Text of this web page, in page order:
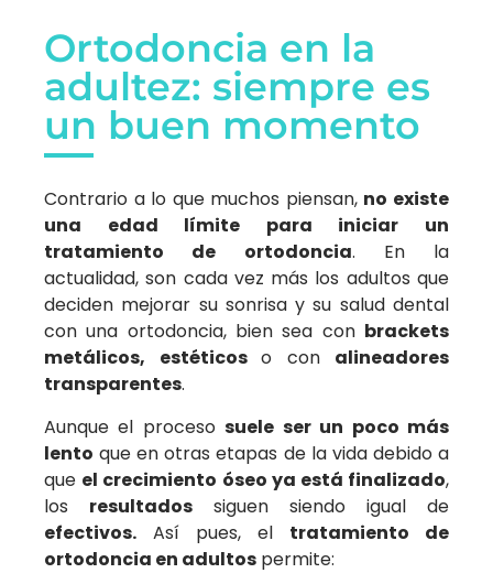
Ortodoncia en la
adultez: siempre es
un buen momento
Contrario a lo que muchos piensan, no existe
una edad límite para iniciar un
tratamiento de ortodoncia. En la
actualidad, son cada vez más los adultos que
deciden mejorar su sonrisa y su salud dental
con una ortodoncia, bien sea con brackets
metálicos, estéticos o con alineadores
transparentes.
Aunque el procesosuele ser un poco más
lento que en otras etapas de la vida debido a
que el crecimiento óseo ya está finalizado,
los resultados siguen siendo igual de
efectivos. Así pues, el tratamiento de
ortodoncia en adultos permite: